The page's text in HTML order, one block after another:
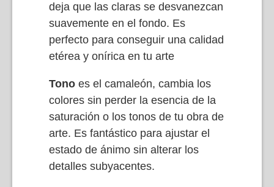
deja que las claras se desvanezcan
suavemente en el fondo. Es
perfecto para conseguir una calidad
etérea y onírica en tu arte
Tono es el camaleón, cambia los
colores sin perder la esencia de la
saturación o los tonos de tu obra de
arte. Es fantástico para ajustar el
estado de ánimo sin alterar los
detalles subyacentes.